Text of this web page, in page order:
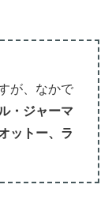
が、なかで
・ジャーマ
ットー、ラ